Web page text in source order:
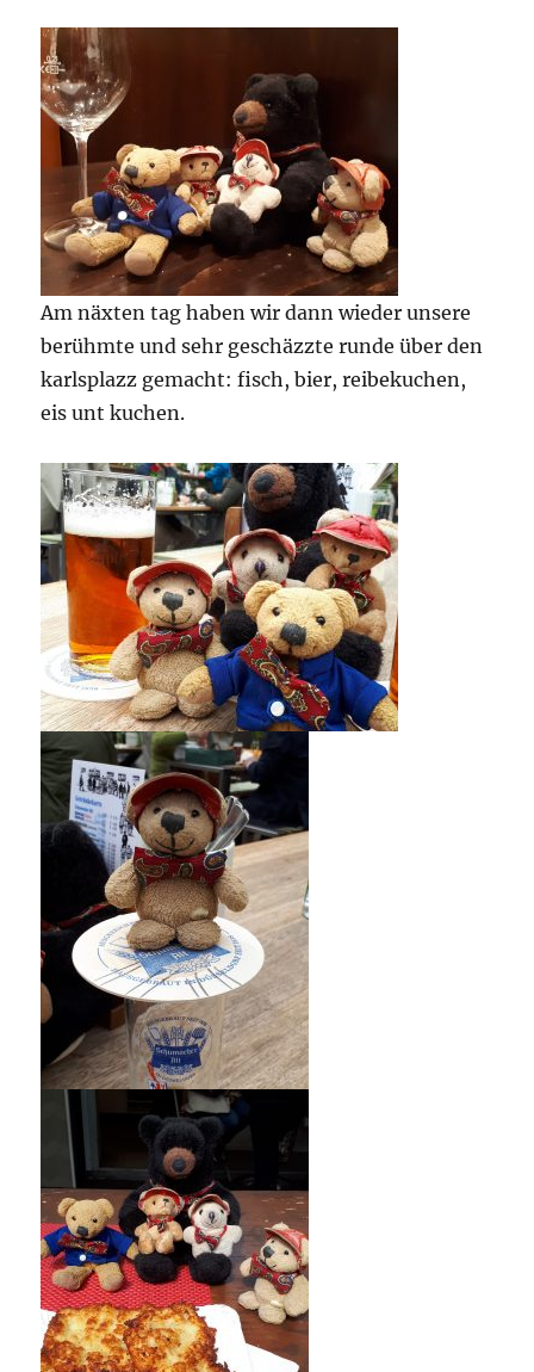
Am näxten tag haben wir dann wieder unsere
berühmte und sehr geschäzzte runde über den
karlsplazz gemacht: fisch, bier, reibekuchen,
eis unt kuchen.